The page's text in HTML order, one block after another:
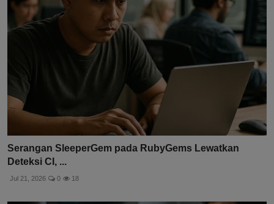
Serangan SleeperGem pada RubyGems Lewatkan
Deteksi CI, ...
Jul 21, 2026 0 18